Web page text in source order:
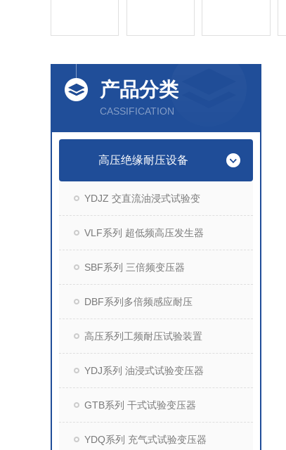
产品分类
CASSIFICATION
高压绝缘耐压设备
YDJZ 交直流油浸式试验变
VLF系列 超低频高压发生器
SBF系列 三倍频变压器
DBF系列多倍频感应耐压
高压系列工频耐压试验装置
YDJ系列 油浸式试验变压器
GTB系列 干式试验变压器
YDQ系列 充气式试验变压器